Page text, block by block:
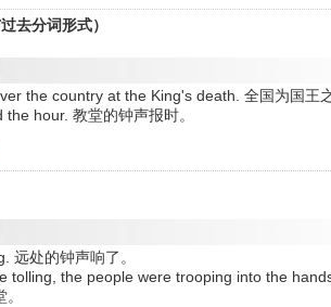
去分词形式）
the country at the King's death. 全国为国王
hour. 教堂的钟声报时。
远处的钟声响了。
tolling, the people were trooping into the